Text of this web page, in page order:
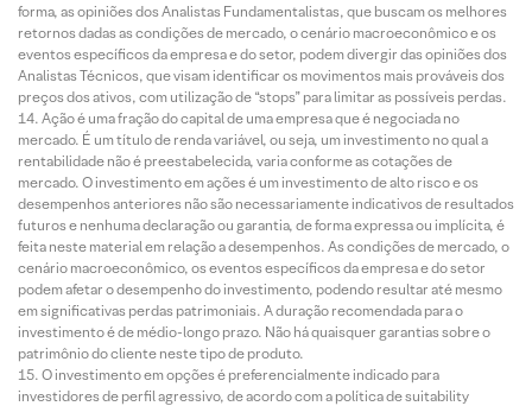
forma, as opiniões dos Analistas Fundamentalistas, que buscam os melhores
retornos dadas as condições de mercado, o cenário macroeconômico e os
eventos específicos da empresa e do setor, podem divergir das opiniões dos
Analistas Técnicos, que visam identificar os movimentos mais prováveis dos
preços dos ativos, com utilização de “stops” para limitar as possíveis perdas.
Ação é uma fração do capital de uma empresa que é negociada no
mercado. É um título de renda variável, ou seja, um investimento no qual a
rentabilidade não é preestabelecida, varia conforme as cotações de
mercado. O investimento em ações é um investimento de alto risco e os
desempenhos anteriores não são necessariamente indicativos de resultados
futuros e nenhuma declaração ou garantia, de forma expressa ou implícita, é
feita neste material em relação a desempenhos. As condições de mercado, o
cenário macroeconômico, os eventos específicos da empresa e do setor
podem afetar o desempenho do investimento, podendo resultar até mesmo
em significativas perdas patrimoniais. A duração recomendada para o
investimento é de médio-longo prazo. Não há quaisquer garantias sobre o
patrimônio do cliente neste tipo de produto.
O investimento em opções é preferencialmente indicado para
investidores de perfil agressivo, de acordo com a política de suitability